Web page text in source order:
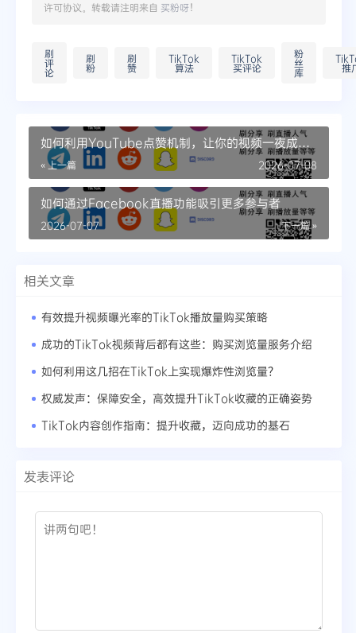
许可协议。转载请注明来自 买粉呀！
刷
评
论
刷
粉
刷
赞
TikTok
算法
TikTok
买评论
粉
丝
库 推
如何利用YouTube点赞机制，让你的视频一夜成
名？
« 上一篇 2026-07-08
如何通过Facebook直播功能吸引更多参与者
下一篇 »
2026-07-07
相关文章
有效提升视频曝光率的TikTok播放量购买策略
成功的TikTok视频背后都有这些：购买浏览量服务介绍
如何利用这几招在TikTok上实现爆炸性浏览量？
权威发声：保障安全，高效提升TikTok收藏的正确姿势
TikTok内容创作指南：提升收藏，迈向成功的基石
发表评论